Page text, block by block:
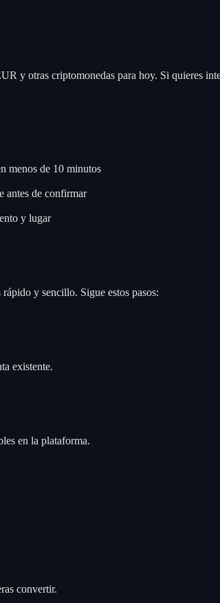
y otras criptomonedas para hoy. Si quieres
menos de 10 minutos
antes de confirmar
y lugar
y sencillo. Sigue estos pasos:
existente.
en la plataforma.
convertir.